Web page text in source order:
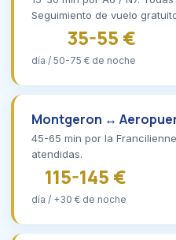
Seguimiento de vuelo
35-55 €
día / 50-75 € de noche
Montgeron ↔
45-65 min por la
atendidas.
115-145 €
día / +30 € de noche